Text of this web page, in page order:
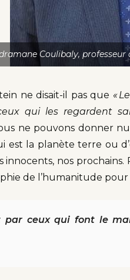
Coulibaly,
ne disait-il pas que «
qui les regardent
ne pouvons donner
est la planète terre ou
nos prochains.
de l’humanitude
par ceux qui font le